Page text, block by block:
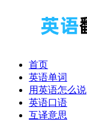
首页
英语单词
用英语怎么说
英语口语
互译意思